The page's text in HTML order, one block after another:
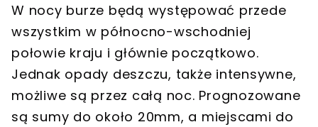
W nocy burze będą występować przede
wszystkim w północno-wschodniej
połowie kraju i głównie początkowo.
Jednak opady deszczu, także intensywne,
możliwe są przez całą noc. Prognozowane
są sumy do około 20mm, a miejscami do